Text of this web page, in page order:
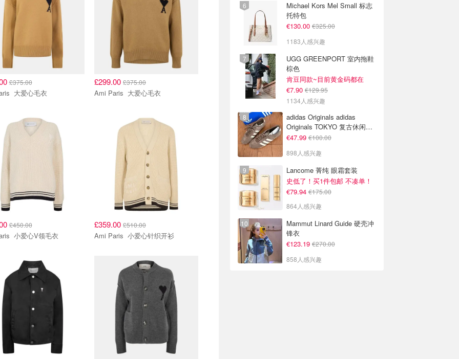
£375.00
Ami Paris 大爱心毛衣
£299.00 £375.00
Ami Paris 大爱心毛衣
£450.00
Ami Paris 小爱心V领毛衣
£359.00 £510.00
Ami Paris 小爱心针织开衫
Michael Kors Mel Small 标志
托特包
€130.00 €325.00
1183人感兴趣
UGG GREENPORT 室内拖鞋
棕色
肯豆同款~目前黄金码都在
€7.90 €129.95
1134人感兴趣
adidas Originals adidas
Originals TOKYO 复古休闲鞋
深棕色
€47.99 €100.00
898人感兴趣
Lancome 菁纯 眼霜套装
史低了！买1件包邮 不凑单！
€79.94 €175.00
864人感兴趣
Mammut Linard Guide 硬壳冲
锋衣
€123.19 €270.00
858人感兴趣